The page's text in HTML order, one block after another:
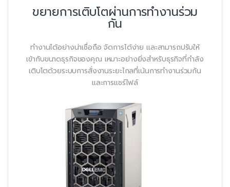
ขยายการเติบโตผ่านการทำงานร่วม
กัน
ทำงานได้อย่างน่าเชื่อถือ จัดการได้ง่าย และสามารถปรับให้
เข้ากับขนาดธุรกิจของคุณ เหมาะอย่างยิ่งสำหรับธุรกิจที่กำลัง
เติบโตด้วยระบบการสั่งงานระยะไกลที่เน้นการทำงานร่วมกัน
และการแชร์ไฟล์